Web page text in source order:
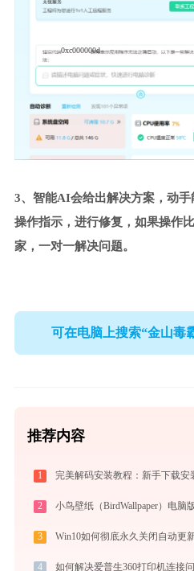
0xc000000d
3、智能AI会给出解决方案，动
操作指示，进行修复，如果操作
家，一对一解决问题。
可在电脑上搜索“金山毒
推荐内容
1 完美解码安装教程：新手下载安
2
3
4 如何解决爱普生360打印机连接